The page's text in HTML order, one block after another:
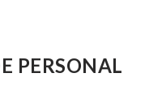
PERSONAL